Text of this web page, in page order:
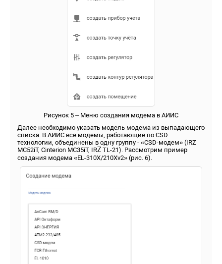
Рисунок 5 – Меню создания модема в АИИС
Далее необходимо указать модель модема из выпадающего
списка. В АИИС все модемы, работающие по CSD
технологии, объединены в одну группу - «CSD-модем» (IRZ
MC52iT, Cinterion MC35iT, IRZ TL-21). Рассмотрим пример
создания модема «EL-310X/210Xv2» (рис. 6).